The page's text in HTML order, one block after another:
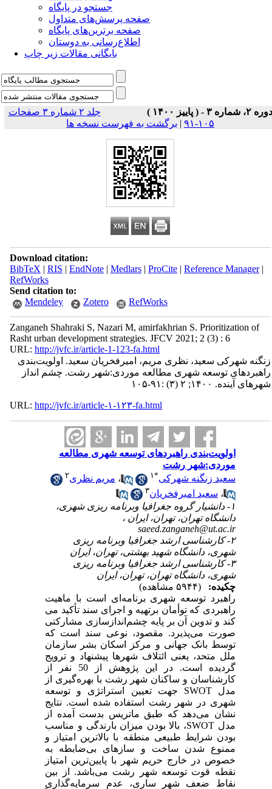
جستجو در پایگاه
صفحه پرسش‌های متداول
صفحه برترین‌های پایگاه
اطلاع‌رسانی به دوستان
بایگانی مقالات زیر چاپ
دوره ۲، شماره ۳ - ( پاییز ۱۴۰۰ )
جلد ۲ شماره ۳ صفحات
۱۰۵-۹۱
| برگشت به فهرست نسخه ها
Download citation:
BibTeX | RIS | EndNote| Medlars| ProCite| Reference Manager|
RefWorks
Send citation to:
Mendeley
Zotero RefWorks
Zanganeh Shahraki S, Nazari M, amirfakhrian S. Prioritization of
Rasht urban development strategies. JFCV 2021; 2 (3) : 6
URL: http://jvfc.ir/article-1-123-fa.html
زنگنه شهرکی سعید، نظری مریم، امیرفخریان سعید. اولویت‌بندی
راهبردهای توسعه شهری مطالعه موردی:شهر رشت. چشم انداز
شهرهای آینده. ۱۴۰۰; ۲ (۳) :۹۱-۱۰۵
URL: http://jvfc.ir/article-۱-۱۲۳-fa.html
اولویت‌بندی راهبردهای توسعه شهری مطالعه
موردی:شهر رشت
سعید زنگنه شهرکی*۱ ، مریم نظری۲
، سعید امیرفخریان۳
۱- دانشیار گروه جغرافیا وبرنامه ریزی شهری،
دانشگاه تهران، تهران، ایران ،
saeed.zanganeh@ut.ac.ir
۲- کارشناسی ارشد جغرافیا وبرنامه ریزی
شهری، دانشگاه شهید بهشتی، تهران، ایران
۳- کارشناسی ارشد جغرافیا وبرنامه ریزی
شهری، دانشگاه تهران، تهران، ایران
چکیده:
(۵۹۴۴ مشاهده)
راهبرد توسعه شهری برنامه ای است با ماهیت
راهبردی که توأمان برتهیه و اجرای سند تأکید می
کند و تدوین آن بر پایه چشم اندازسازی مشارکتی
صورت میپذیرد. مقصود، نوعی سند است که
توسط بانک جهانی و مرکز اسکان بشر سازمان
ملل متحد، یعنی ائتلاف شهرها پیشنهاد و ترویج
گردیده است. در این پژوهش از 50 نفر از
کارشناسان و ساکنان شهر رشت با بهرهگیری از
مدلSWOT جهت تعیین استراتژی و توسعه
شهری در شهر رشت استفاده شده است. نتایج
نشان میدهد که طبق ماتریس بدست آمده از
مدل SWOT، بالا بودن میزان بارندگی و مناسب
بودن شرایط طبیعی منطقه با بالاترین امتیاز و
ممنوع شدن ساخت و سازهای بیضابطه به
خصوص در خارج حریم شهر با پایینترین امتیاز
نقطه قوت توسعه شهر رشت میباشد. از بین
نقاط ضعف شهر ساری، عدم سرمایهگذاری